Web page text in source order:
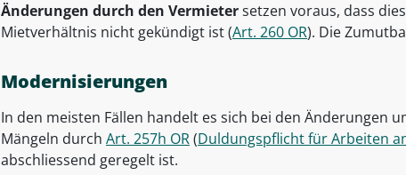
Änderungen durch den Vermietersetzen voraus, dass
Mietverhältnis nicht gekündigt ist (Art. 260 OR). Die
Modernisierungen
In den meisten Fällen handelt es sich bei den Änderungen
Mängeln durch Art. 257h OR(Duldungspflicht für Arbeiten
abschliessend geregelt ist.